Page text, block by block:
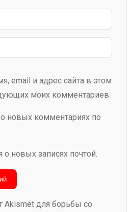
email и адрес сайта в этом
моих комментариев.
новых комментариях по
новых записях почтой.
Akismet для борьбы со